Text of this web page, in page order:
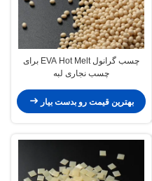
چسب گرانول EVA Hot Melt برای
چسب نجاری لبه
بهترین قیمت رو بدست بیار